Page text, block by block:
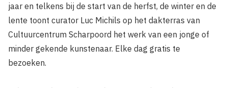
jaar en telkens bij de start van de herfst, de winter en de
lente toont curator Luc Michils op het dakterras van
Cultuurcentrum Scharpoord het werk van een jonge of
minder gekende kunstenaar. Elke dag gratis te
bezoeken.